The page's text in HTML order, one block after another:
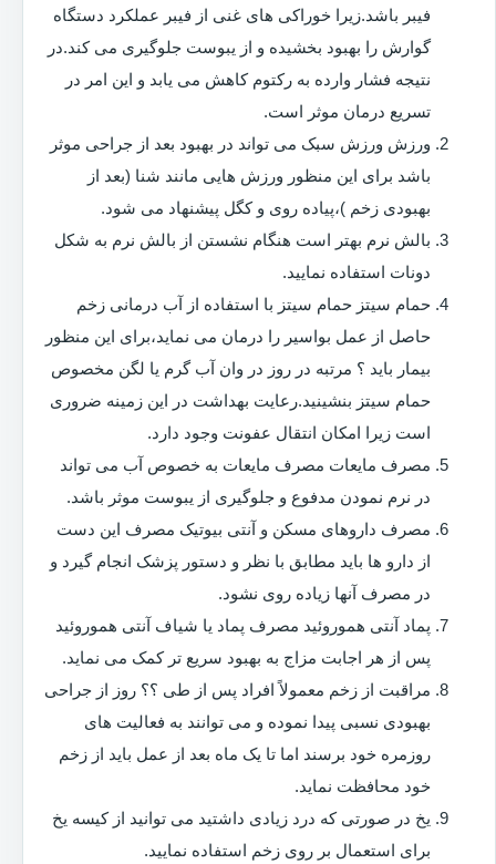
فیبر باشد.زیرا خوراکی های غنی از فیبر عملکرد دستگاه
گوارش را بهبود بخشیده و از یبوست جلوگیری می کند.در
نتیجه فشار وارده به رکتوم کاهش می یابد و این امر در
تسریع درمان موثر است.
ورزش ورزش سبک می تواند در بهبود بعد از جراحی موثر
باشد برای این منظور ورزش هایی مانند شنا (بعد از
بهبودی زخم )،پیاده روی و کگل پیشنهاد می شود.
بالش نرم بهتر است هنگام نشستن از بالش نرم به شکل
دونات استفاده نمایید.
حمام سیتز حمام سیتز با استفاده از آب درمانی زخم
حاصل از عمل بواسیر را درمان می نماید،برای این منظور
بیمار باید ؟ مرتبه در روز در وان آب گرم یا لگن مخصوص
حمام سیتز بنشینید.رعایت بهداشت در این زمینه ضروری
است زیرا امکان انتقال عفونت وجود دارد.
مصرف مایعات مصرف مایعات به خصوص آب می تواند
در نرم نمودن مدفوع و جلوگیری از یبوست موثر باشد.
مصرف داروهای مسکن و آنتی بیوتیک مصرف این دست
از دارو ها باید مطابق با نظر و دستور پزشک انجام گیرد و
در مصرف آنها زیاده روی نشود.
پماد آنتی هموروئید مصرف پماد یا شیاف آنتی هموروئید
پس از هر اجابت مزاج به بهبود سریع تر کمک می نماید.
مراقبت از زخم معمولاً افراد پس از طی ؟؟ روز از جراحی
بهبودی نسبی پیدا نموده و می توانند به فعالیت های
روزمره خود برسند اما تا یک ماه بعد از عمل باید از زخم
خود محافظت نماید.
یخ در صورتی که درد زیادی داشتید می توانید از کیسه یخ
برای استعمال بر روی زخم استفاده نمایید.